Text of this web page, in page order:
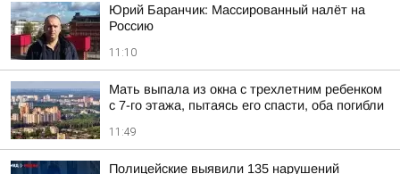
Юрий Баранчик: Массированный налёт на
Россию
11:10
Мать выпала из окна с трехлетним ребенком
с 7-го этажа, пытаясь его спасти, оба погибли
11:49
Полицейские выявили 135 нарушений